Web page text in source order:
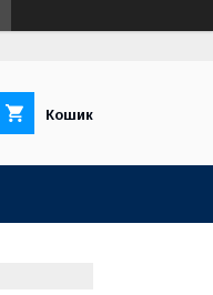
Кошик